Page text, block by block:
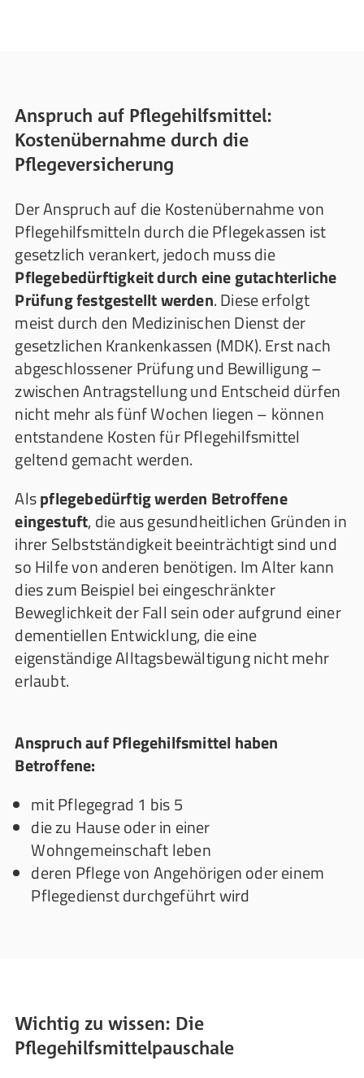
Anspruch auf Pflegehilfsmittel:
Kostenübernahme durch die
Pflegeversicherung
Der Anspruch auf die Kostenübernahme von
Pflegehilfsmitteln durch die Pflegekassen ist
gesetzlich verankert, jedoch muss die
Pflegebedürftigkeit durch eine gutachterliche
Prüfung festgestellt werden. Diese erfolgt
meist durch den Medizinischen Dienst der
gesetzlichen Krankenkassen (MDK). Erst nach
abgeschlossener Prüfung und Bewilligung –
zwischen Antragstellung und Entscheid dürfen
nicht mehr als fünf Wochen liegen – können
entstandene Kosten für Pflegehilfsmittel
geltend gemacht werden.
Alspflegebedürftig werden Betroffene
eingestuft, die aus gesundheitlichen Gründen in
ihrer Selbstständigkeit beeinträchtigt sind und
so Hilfe von anderen benötigen. Im Alter kann
dies zum Beispiel bei eingeschränkter
Beweglichkeit der Fall sein oder aufgrund einer
dementiellen Entwicklung, die eine
eigenständige Alltagsbewältigung nicht mehr
erlaubt.
Anspruch auf Pflegehilfsmittel haben
Betroffene:
mit Pflegegrad 1 bis 5
die zu Hause oder in einer
Wohngemeinschaft leben
deren Pflege von Angehörigen oder einem
Pflegedienst durchgeführt wird
Wichtig zu wissen: Die
Pflegehilfsmittelpauschale